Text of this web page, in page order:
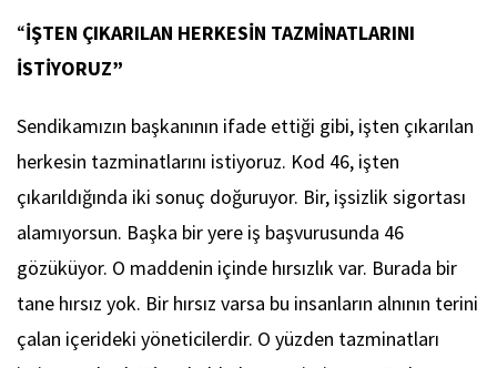
“İŞTEN ÇIKARILAN HERKESİN TAZMİNATLARINI
İSTİYORUZ”
Sendikamızın başkanının ifade ettiği gibi, işten çıkarılan
herkesin tazminatlarını istiyoruz. Kod 46, işten
çıkarıldığında iki sonuç doğuruyor. Bir, işsizlik sigortası
alamıyorsun. Başka bir yere iş başvurusunda 46
gözüküyor. O maddenin içinde hırsızlık var. Burada bir
tane hırsız yok. Bir hırsız varsa bu insanların alnının terini
çalan içerideki yöneticilerdir. O yüzden tazminatları